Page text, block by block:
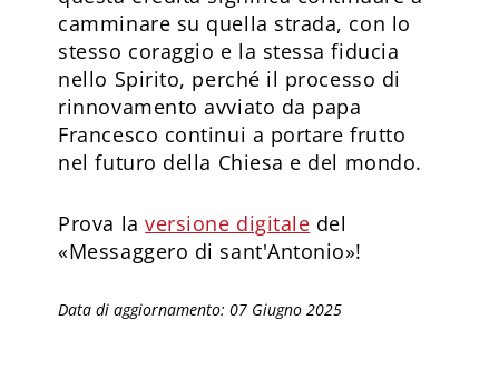
camminare su quella strada, con lo
stesso coraggio e la stessa fiducia
nello Spirito, perché il processo di
rinnovamento avviato da papa
Francesco continui a portare frutto
nel futuro della Chiesa e del mondo.
Prova laversione digitale del
«Messaggero di sant'Antonio»!
Data di aggiornamento: 07 Giugno 2025